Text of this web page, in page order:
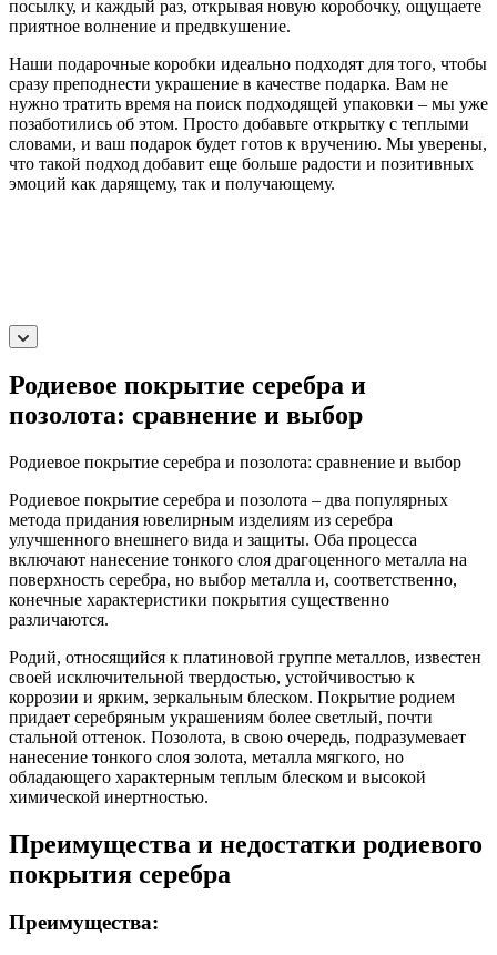
посылку, и каждый раз, открывая новую коробочку, ощущаете
приятное волнение и предвкушение.
Наши подарочные коробки идеально подходят для того, чтобы
сразу преподнести украшение в качестве подарка. Вам не
нужно тратить время на поиск подходящей упаковки – мы уже
позаботились об этом. Просто добавьте открытку с теплыми
словами, и ваш подарок будет готов к вручению. Мы уверены,
что такой подход добавит еще больше радости и позитивных
эмоций как дарящему, так и получающему.
Родиевое покрытие серебра и
позолота: сравнение и выбор
Родиевое покрытие серебра и позолота: сравнение и выбор
Родиевое покрытие серебра и позолота – два популярных
метода придания ювелирным изделиям из серебра
улучшенного внешнего вида и защиты. Оба процесса
включают нанесение тонкого слоя драгоценного металла на
поверхность серебра, но выбор металла и, соответственно,
конечные характеристики покрытия существенно
различаются.
Родий, относящийся к платиновой группе металлов, известен
своей исключительной твердостью, устойчивостью к
коррозии и ярким, зеркальным блеском. Покрытие родием
придает серебряным украшениям более светлый, почти
стальной оттенок. Позолота, в свою очередь, подразумевает
нанесение тонкого слоя золота, металла мягкого, но
обладающего характерным теплым блеском и высокой
химической инертностью.
Преимущества и недостатки родиевого
покрытия серебра
Преимущества: